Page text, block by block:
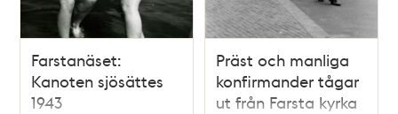
Farstanäset:
Kanoten sjösättes
1943
Präst och manliga
konfirmander tågar
ut från Farsta kyrka